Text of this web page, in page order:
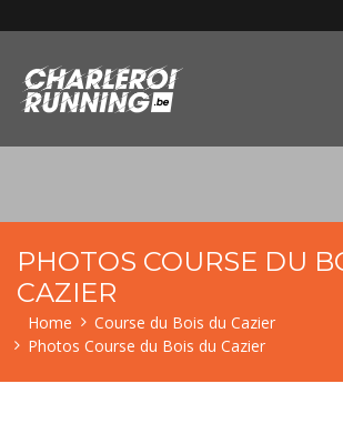
PHOTOS COURSE DU
CAZIER
Home
Course du Bois du Cazier
Photos Course du Bois du Cazier